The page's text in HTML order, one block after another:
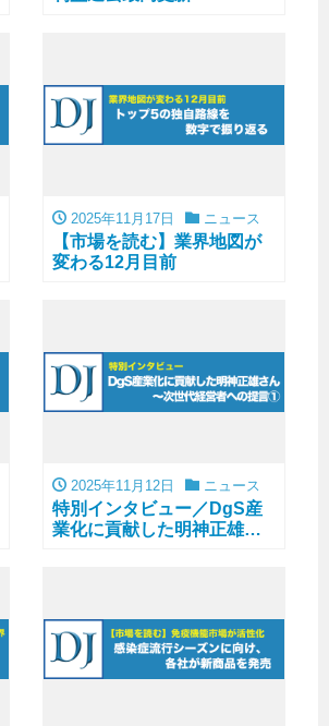
2025年11月17日 ニュース
【市場を読む】業界地図が
変わる12月目前
2025年11月12日 ニュース
特別インタビュー／DgS産
業化に貢献した明神正雄さ